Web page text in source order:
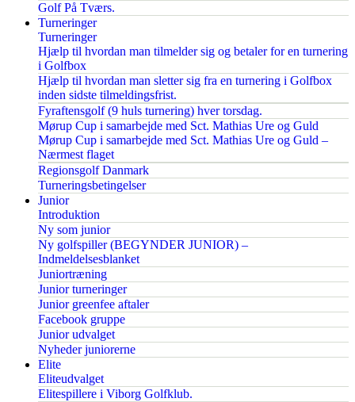
Golf På Tværs.
Turneringer
Turneringer
Hjælp til hvordan man tilmelder sig og betaler for en turnering
i Golfbox
Hjælp til hvordan man sletter sig fra en turnering i Golfbox
inden sidste tilmeldingsfrist.
Fyraftensgolf (9 huls turnering) hver torsdag.
Mørup Cup i samarbejde med Sct. Mathias Ure og Guld
Mørup Cup i samarbejde med Sct. Mathias Ure og Guld –
Nærmest flaget
Regionsgolf Danmark
Turneringsbetingelser
Junior
Introduktion
Ny som junior
Ny golfspiller (BEGYNDER JUNIOR) –
Indmeldelsesblanket
Juniortræning
Junior turneringer
Junior greenfee aftaler
Facebook gruppe
Junior udvalget
Nyheder juniorerne
Elite
Eliteudvalget
Elitespillere i Viborg Golfklub.